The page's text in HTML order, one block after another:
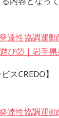
達性協調運
び②｜岩手
スCREDO
達性協調運